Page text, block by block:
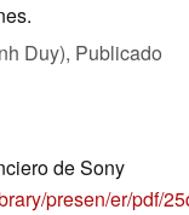
Duy), Publicado
de Sony
presen/er/pdf/